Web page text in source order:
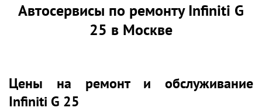
Автосервисы по ремонту Infiniti G
25 в Москве
Цены на ремонт и обслуживание
Infiniti G 25